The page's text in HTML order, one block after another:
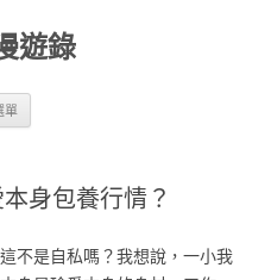
遊錄
單
身包養行情？
不是自私嗎？我想說，一小我